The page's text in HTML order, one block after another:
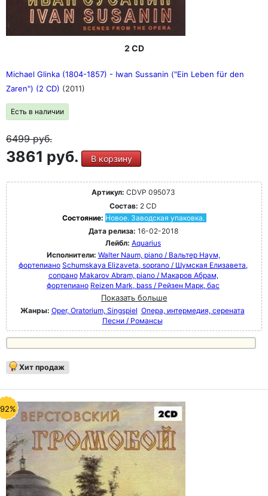
2 CD
Michael Glinka (1804-1857) - Iwan Sussanin ("Ein Leben für den
Zaren") (2 CD) (2011)
Есть в наличии
6499руб.
3861 руб. В корзину
Артикул: CDVP 095073
Состав: 2 CD
Состояние: Новое. Заводская упаковка.
Дата релиза: 16-02-2018
Лейбл: Aquarius
Исполнители: Walter Naum, piano / Вальтер Наум,
фортепиано Schumskaya Elizaveta, soprano / Шумская Елизавета,
сопрано Makarov Abram, piano / Макаров Абрам,
фортепиано Reizen Mark, bass / Рейзен Марк, бас
Показать больше
Жанры: Oper, Oratorium, Singspiel Опера, интермедия, серената
Песни / Романсы
Хит продаж